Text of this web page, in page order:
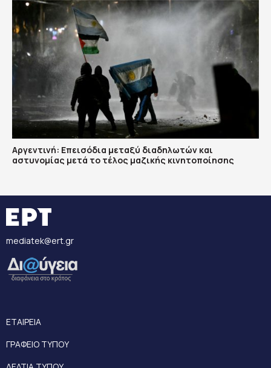
Αργεντινή: Επεισόδια μεταξύ διαδηλωτών και
αστυνομίας μετά το τέλος μαζικής κινητοποίησης
mediatek@ert.gr
ΕΤΑΙΡΕΙΑ
ΓΡΑΦΕΙΟ ΤΥΠΟΥ